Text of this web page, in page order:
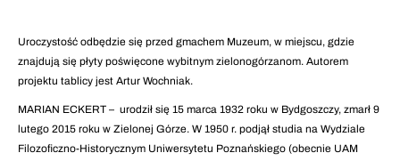
Uroczystość odbędzie się przed gmachem Muzeum, w miejscu, gdzie
znajdują się płyty poświęcone wybitnym zielonogórzanom. Autorem
projektu tablicy jest Artur Wochniak.
MARIAN ECKERT – urodził się 15 marca 1932 roku w Bydgoszczy, zmarł 9
lutego 2015 roku w Zielonej Górze. W 1950 r. podjął studia na Wydziale
Filozoficzno-Historycznym Uniwersytetu Poznańskiego (obecnie UAM